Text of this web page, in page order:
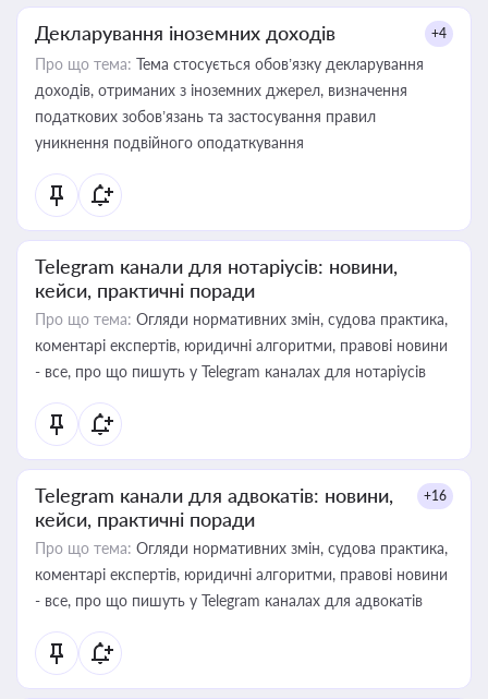
Декларування іноземних доходів +4
Про що тема: Тема стосується обов’язку декларування
доходів, отриманих з іноземних джерел, визначення
податкових зобов’язань та застосування правил
уникнення подвійного оподаткування
Telegram канали для нотаріусів: новини,
кейси, практичні поради
Про що тема: Огляди нормативних змін, судова практика,
коментарі експертів, юридичні алгоритми, правові новини
- все, про що пишуть у Telegram каналах для нотаріусів
Telegram канали для адвокатів: новини,
кейси, практичні поради
+16
Про що тема: Огляди нормативних змін, судова практика,
коментарі експертів, юридичні алгоритми, правові новини
- все, про що пишуть у Telegram каналах для адвокатів